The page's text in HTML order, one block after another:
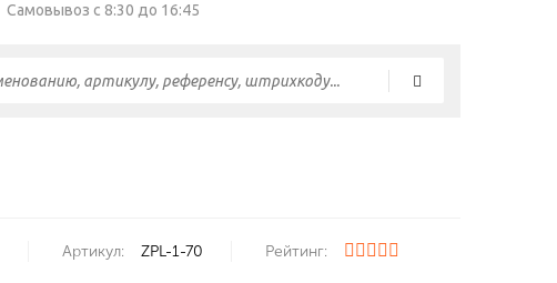
Самовывоз c 8:30 до 16:45
Артикул: ZPL-1-70 Рейтинг: